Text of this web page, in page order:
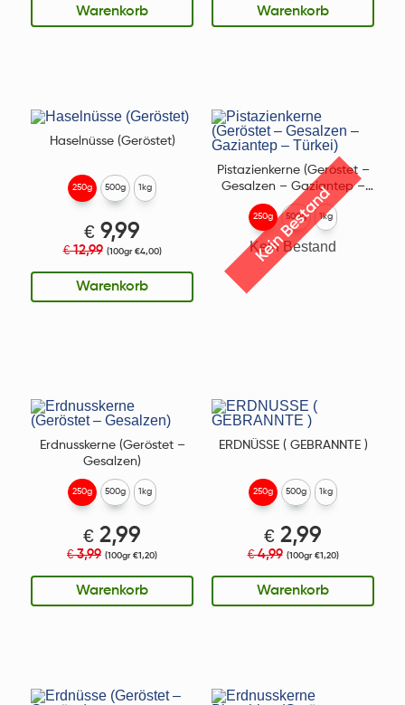
Warenkorb Warenkorb
Haselnüsse (Geröstet)
250g
€ 9,99
€12,99 (100gr €4,00)
Warenkorb
500g 1kg
Pistazienkerne (Geröstet –
Gesalzen – Gaziantep –
Türkei)
250g
Kein Bestand
Kein Bestand
500g 1kg
Erdnusskerne (Geröstet –
Gesalzen)
250g
€ 2,99
€3,99 (100gr €1,20)
Warenkorb
500g 1kg
ERDNÜSSE ( GEBRANNTE )
250g
€ 2,99
€4,99 (100gr €1,20)
Warenkorb
500g 1kg